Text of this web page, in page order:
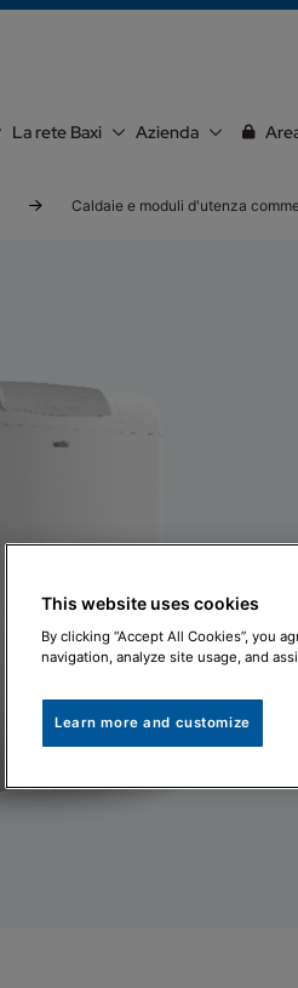
La rete Baxi Azienda
Caldaie e moduli d'utenza
This website uses cookies
By clicking “Accept All Cookies”, you
navigation, analyze site usage, and
Learn more and customize